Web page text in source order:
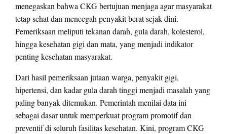
menegaskan bahwa CKG bertujuan menjaga agar masyarakat
tetap sehat dan mencegah penyakit berat sejak dini.
Pemeriksaan meliputi tekanan darah, gula darah, kolesterol,
hingga kesehatan gigi dan mata, yang menjadi indikator
penting kesehatan masyarakat.
Dari hasil pemeriksaan jutaan warga, penyakit gigi,
hipertensi, dan kadar gula darah tinggi menjadi masalah yang
paling banyak ditemukan. Pemerintah menilai data ini
sebagai dasar untuk memperkuat program promotif dan
preventif di seluruh fasilitas kesehatan. Kini, program CKG